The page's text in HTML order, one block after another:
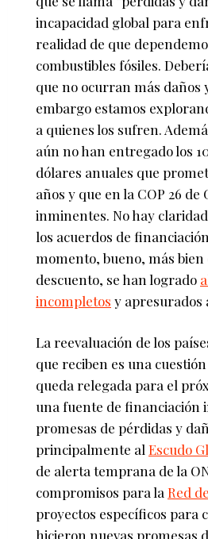
incapacidad global para
realidad de que
combustibles fósiles.
que no ocurran más daños
embargo estamos
a quienes los sufren.
aún no han entregado los
dólares anuales que
años y que en la COP 26 de
inminentes. No hay
los acuerdos de
momento, bueno, más bien
descuento, se han logrado
incompletos y apresurados
La reevaluación de los
que reciben es una
queda relegada para el
una fuente de financiación
promesas de pérdidas y
principalmente al Escudo
de alerta temprana de la
compromisos para la Red
proyectos específicos para
hicieron nuevas promesas